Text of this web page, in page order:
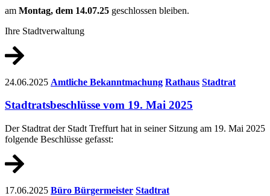
am Montag, dem 14.07.25 geschlossen bleiben.
Ihre Stadtverwaltung
24.06.2025 Amtliche Bekanntmachung Rathaus Stadtrat
Stadtratsbeschlüsse vom 19. Mai 2025
Der Stadtrat der Stadt Treffurt hat in seiner Sitzung am 19. Mai 2025
folgende Beschlüsse gefasst:
17.06.2025 Büro Bürgermeister Stadtrat